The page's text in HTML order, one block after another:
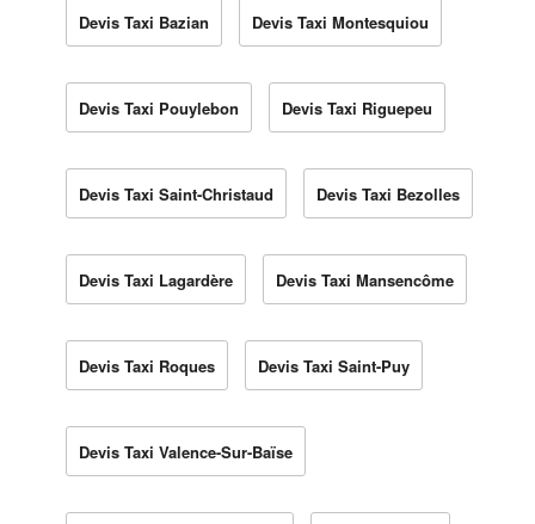
Devis Taxi Bazian Devis Taxi Montesquiou
Devis Taxi Pouylebon Devis Taxi Riguepeu
Devis Taxi Saint-Christaud Devis Taxi Bezolles
Devis Taxi Lagardère Devis Taxi Mansencôme
Devis Taxi Roques Devis Taxi Saint-Puy
Devis Taxi Valence-Sur-Baïse